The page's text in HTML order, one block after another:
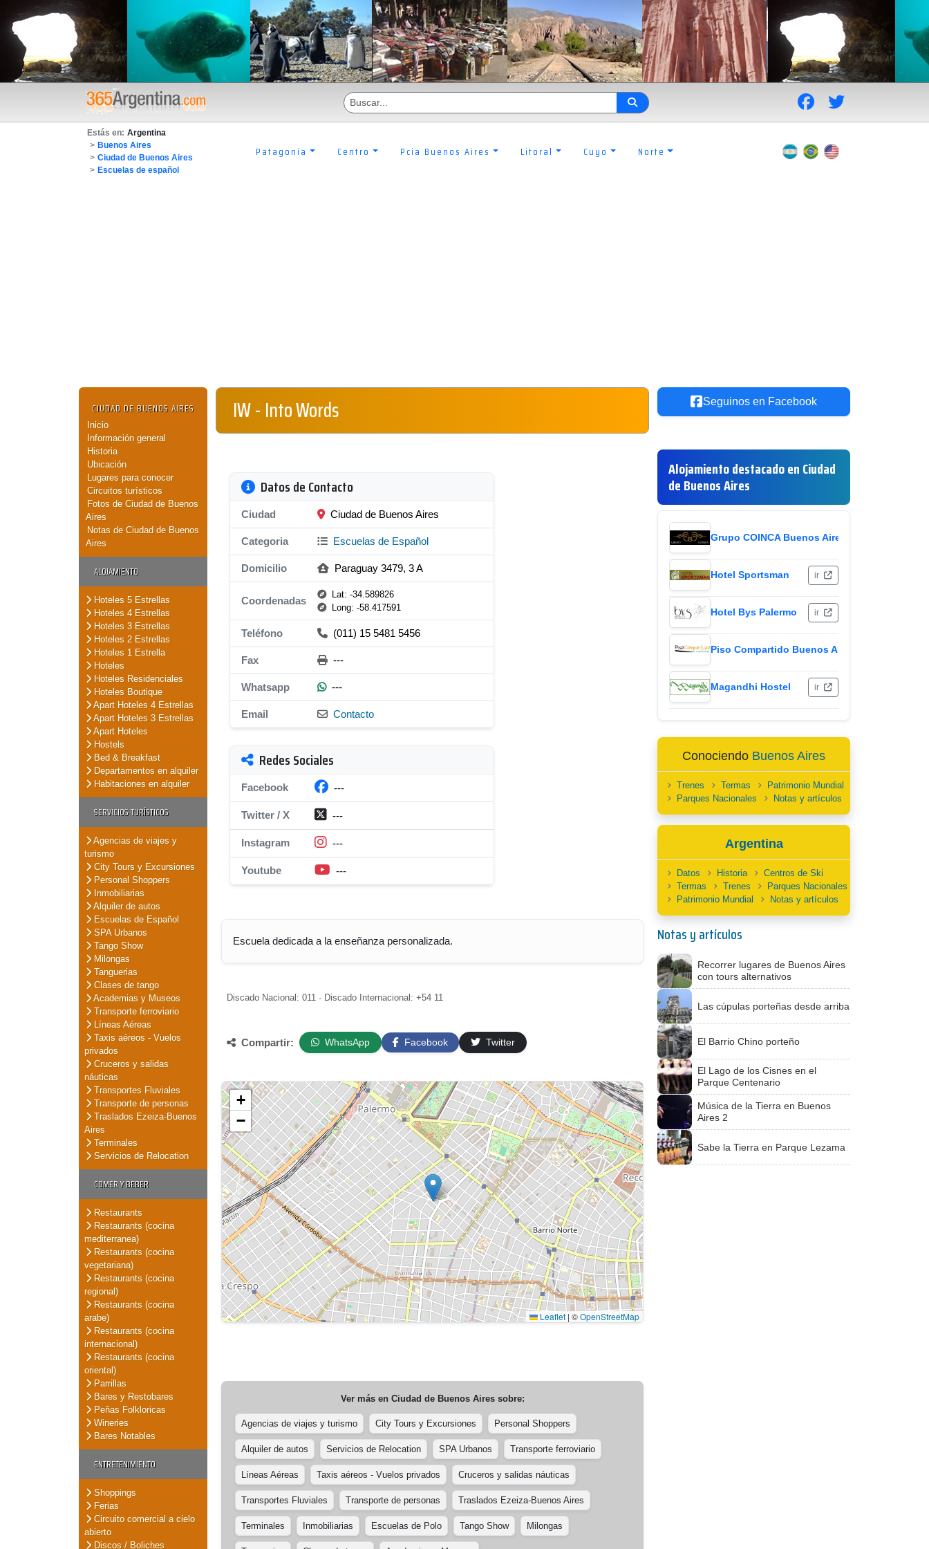
Estás en: Argentina
> Buenos Aires
> Ciudad de Buenos Aires
> Escuelas de español
Patagonia Centro Pcia Buenos Aires Litoral Cuyo Norte
CIUDAD DE BUENOS AIRES
Inicio
Información general
Historia
Ubicación
Lugares para conocer
Circuitos turísticos
Fotos de Ciudad de Buenos
Aires
Notas de Ciudad de Buenos
Aires
ALOJAMIENTO
Hoteles 5 Estrellas
Hoteles 4 Estrellas
Hoteles 3 Estrellas
Hoteles 2 Estrellas
Hoteles 1 Estrella
Hoteles
Hoteles Residenciales
Hoteles Boutique
Apart Hoteles 4 Estrellas
Apart Hoteles 3 Estrellas
Apart Hoteles
Hostels
Bed & Breakfast
Departamentos en alquiler
Habitaciones en alquiler
SERVICIOS TURÍSTICOS
Agencias de viajes y
turismo
City Tours y Excursiones
Personal Shoppers
Inmobiliarias
Alquiler de autos
Escuelas de Español
SPA Urbanos
Tango Show
Milongas
Tanguerias
Clases de tango
Academias y Museos
Transporte ferroviario
Líneas Aéreas
Taxis aéreos - Vuelos
privados
Cruceros y salidas
náuticas
Transportes Fluviales
Transporte de personas
Traslados Ezeiza-Buenos
Aires
Terminales
Servicios de Relocation
COMER Y BEBER
Restaurants
Restaurants (cocina
mediterranea)
Restaurants (cocina
vegetariana)
Restaurants (cocina
regional)
Restaurants (cocina
arabe)
Restaurants (cocina
internacional)
Restaurants (cocina
oriental)
Parrillas
Bares y Restobares
Peñas Folkloricas
Wineries
Bares Notables
ENTRETENIMIENTO
Shoppings
Ferias
Circuito comercial a cielo
abierto
Discos / Boliches
IW - Into Words
Datos de Contacto
Ciudad Ciudad de Buenos Aires
Categoria Escuelas de Español
Domicilio Paraguay 3479, 3 A
Coordenadas
Lat: -34.589826
Long: -58.417591
Teléfono (011) 15 5481 5456
Fax ---
Whatsapp ---
Email Contacto
Redes Sociales
Facebook ---
Twitter / X ---
Instagram ---
Youtube ---
Escuela dedicada a la enseñanza personalizada.
Discado Nacional: 011 · Discado Internacional: +54 11
Compartir: WhatsApp Facebook Twitter
+
−
Leaflet | ©OpenStreetMap
Ver más en Ciudad de Buenos Airessobre:
Agencias de viajes y turismo City Tours y Excursiones Personal Shoppers
Alquiler de autos Servicios de Relocation SPA Urbanos Transporte ferroviario
Líneas Aéreas Taxis aéreos - Vuelos privados Cruceros y salidas náuticas
Transportes Fluviales Transporte de personas Traslados Ezeiza-Buenos Aires
Terminales Inmobiliarias Escuelas de Polo Tango Show Milongas
Seguinos en Facebook
Alojamiento destacado en Ciudad
de Buenos Aires
Grupo COINCA Buenos Aires
Hotel Sportsman ir
Hotel Bys Palermo ir
Piso Compartido Buenos Aires
Magandhi Hostel ir
Conociendo Buenos Aires
Trenes Termas
Patrimonio Mundial
Parques Nacionales
Notas y artículos
Argentina
Datos Historia
Centros de Ski
Termas
Trenes
Parques Nacionales
Patrimonio Mundial
Notas y artículos
Notas y artículos
Recorrer lugares de Buenos Aires
con tours alternativos
Las cúpulas porteñas desde arriba
El Barrio Chino porteño
El Lago de los Cisnes en el
Parque Centenario
Música de la Tierra en Buenos
Aires 2
Sabe la Tierra en Parque Lezama